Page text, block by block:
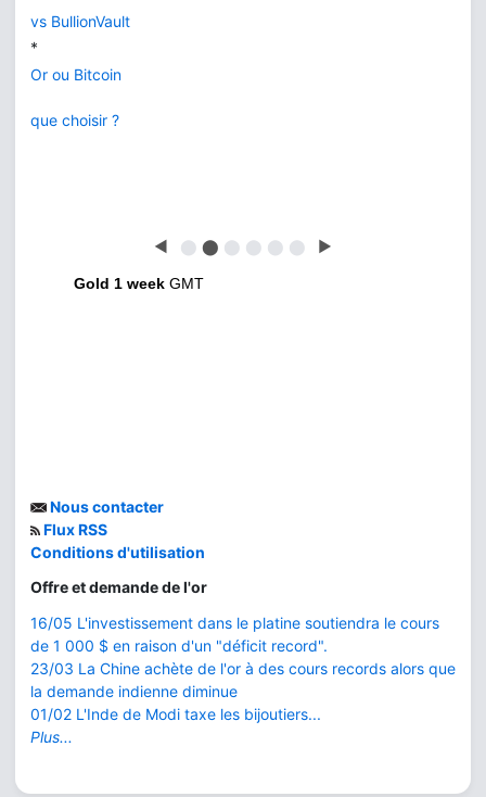
vs BullionVault
*
Or ou Bitcoin
que choisir ?
◀ ⬤ ⬤ ⬤ ⬤ ⬤ ⬤ ▶
Gold 1 week GMT
Nous contacter
Flux RSS
Conditions d'utilisation
Offre et demande de l'or
16/05 L'investissement dans le platine soutiendra le cours
de 1 000 $ en raison d'un "déficit record".
23/03 La Chine achète de l'or à des cours records alors que
la demande indienne diminue
01/02 L'Inde de Modi taxe les bijoutiers...
Plus...